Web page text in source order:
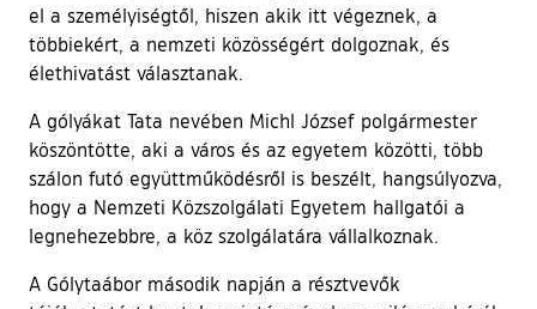
el a személyiségtől, hiszen akik itt végeznek, a
többiekért, a nemzeti közösségért dolgoznak, és
élethivatást választanak.
A gólyákat Tata nevében Michl József polgármester
köszöntötte, aki a város és az egyetem közötti, több
szálon futó együttműködésről is beszélt, hangsúlyozva,
hogy a Nemzeti Közszolgálati Egyetem hallgatói a
legnehezebbre, a köz szolgálatára vállalkoznak.
A Gólytaábor második napján a résztvevők